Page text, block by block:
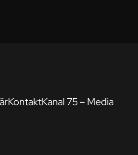
KontaktKanal 75 – Media